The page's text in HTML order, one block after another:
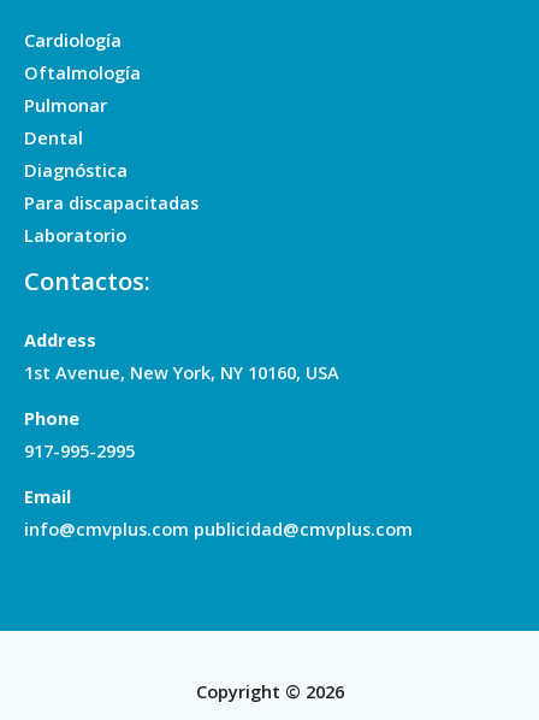
Cardiología
Oftalmología
Pulmonar
Dental
Diagnóstica
Para discapacitadas
Laboratorio
Contactos:
Address
1st Avenue, New York, NY 10160, USA
Phone
917-995-2995
Email
info@cmvplus.com publicidad@cmvplus.com
Copyright © 2026